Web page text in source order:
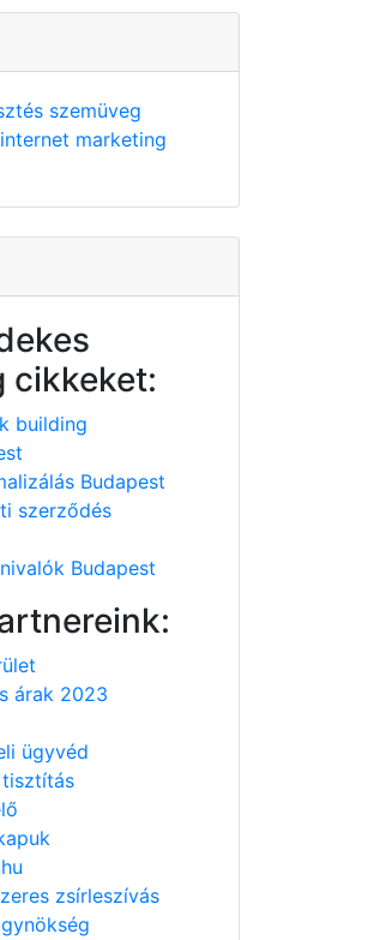
szemüveg
internet marketing
cikkeket:
building
Budapest
szerződés
Budapest
árak 2023
ügyvéd
zsírleszívás